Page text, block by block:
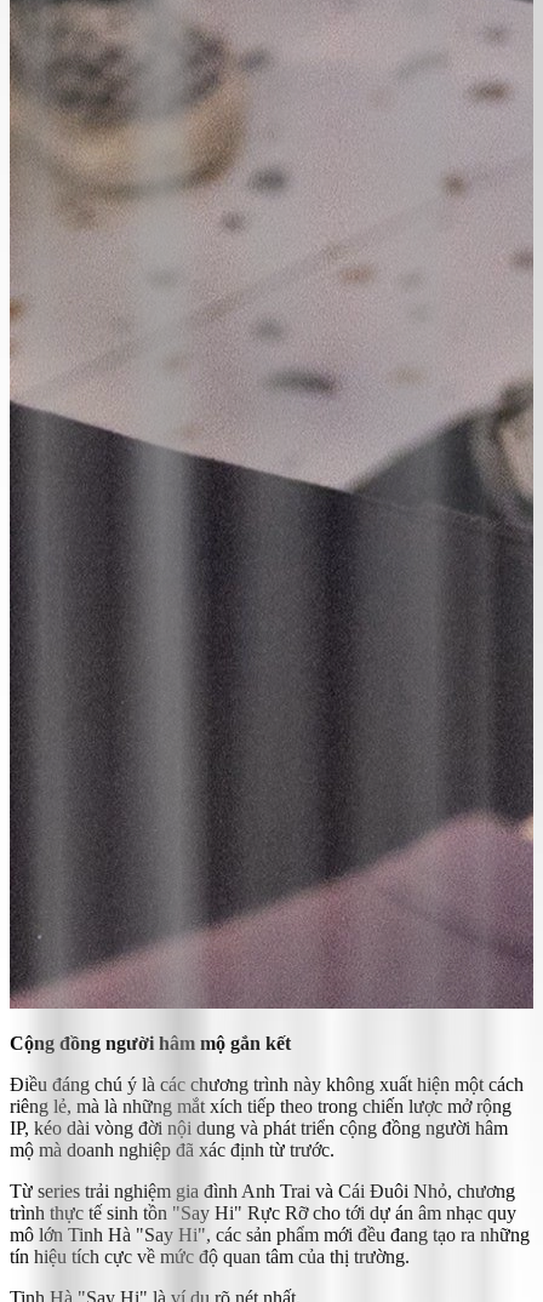
Cộng đồng người hâm mộ gắn kết
Điều đáng chú ý là các chương trình này không xuất hiện một cách
riêng lẻ, mà là những mắt xích tiếp theo trong chiến lược mở rộng
IP, kéo dài vòng đời nội dung và phát triển cộng đồng người hâm
mộ mà doanh nghiệp đã xác định từ trước.
Từ series trải nghiệm gia đình Anh Trai và Cái Đuôi Nhỏ, chương
trình thực tế sinh tồn "Say Hi" Rực Rỡ cho tới dự án âm nhạc quy
mô lớn Tinh Hà "Say Hi", các sản phẩm mới đều đang tạo ra những
tín hiệu tích cực về mức độ quan tâm của thị trường.